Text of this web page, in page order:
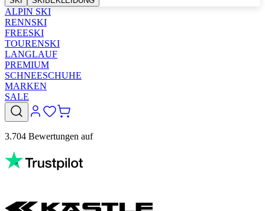
ALPIN SKI
RENNSKI
FREESKI
TOURENSKI
LANGLAUF
PREMIUM
SCHNEESCHUHE
MARKEN
SALE
3.704 Bewertungen auf